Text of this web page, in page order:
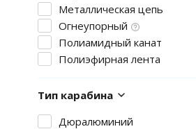
Металлическая цепь
Огнеупорный
Полиамидный канат
Полиэфирная лента
Тип карабина
Дюралюминий